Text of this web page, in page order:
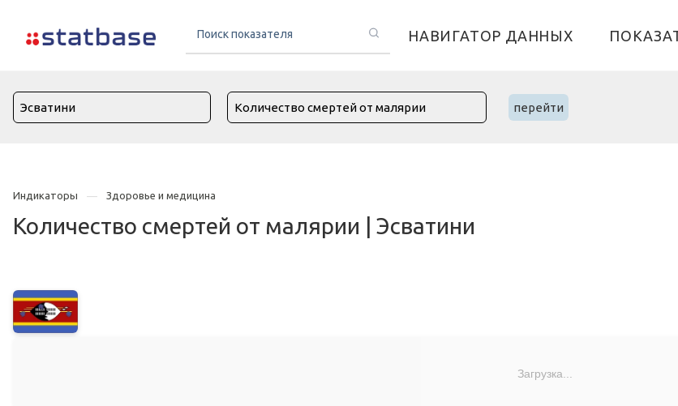
НАВИГАТОР ДАННЫХ
перейти
Индикаторы Здоровье и медицина
Количество смертей от малярии | Эсватини
Загрузка...